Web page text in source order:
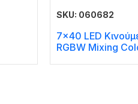
SKU: 060682
7×40 LED
RGBW Mixing